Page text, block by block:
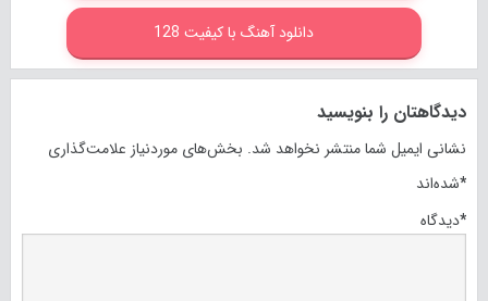
دانلود آهنگ با کیفیت 128
دیدگاهتان را بنویسید
نشانی ایمیل شما منتشر نخواهد شد. بخش‌های موردنیاز علامت‌گذاری
شده‌اند*
دیدگاه*